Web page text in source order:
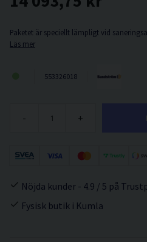
Paketet är speciellt lämpligt vid
Läs mer
553326018
- +
Nöjda kunder - 4.9 / 5 på
Fysisk butik i Kumla